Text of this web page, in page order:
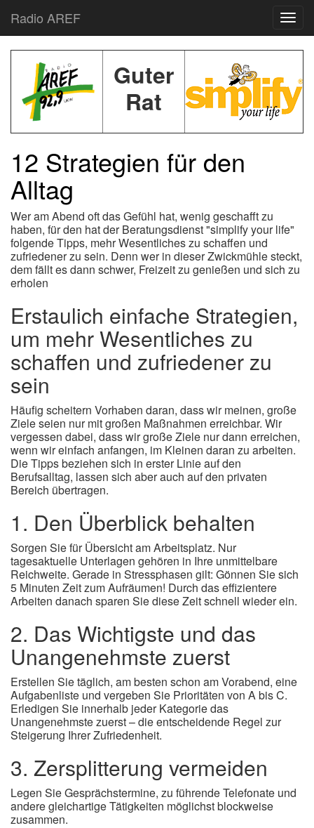
Radio AREF
Guter
Rat
12 Strategien für den
Alltag
Wer am Abend oft das Gefühl hat, wenig geschafft zu
haben, für den hat der Beratungsdienst "simplify your life"
folgende Tipps, mehr Wesentliches zu schaffen und
zufriedener zu sein. Denn wer in dieser Zwickmühle steckt,
dem fällt es dann schwer, Freizeit zu genießen und sich zu
erholen
Erstaulich einfache Strategien,
um mehr Wesentliches zu
schaffen und zufriedener zu
sein
Häufig scheitern Vorhaben daran, dass wir meinen, große
Ziele seien nur mit großen Maßnahmen erreichbar. Wir
vergessen dabei, dass wir große Ziele nur dann erreichen,
wenn wir einfach anfangen, im Kleinen daran zu arbeiten.
Die Tipps beziehen sich in erster Linie auf den
Berufsalltag, lassen sich aber auch auf den privaten
Bereich übertragen.
1. Den Überblick behalten
Sorgen Sie für Übersicht am Arbeitsplatz. Nur
tagesaktuelle Unterlagen gehören in Ihre unmittelbare
Reichweite. Gerade in Stressphasen gilt: Gönnen Sie sich
5 Minuten Zeit zum Aufräumen! Durch das effizientere
Arbeiten danach sparen Sie diese Zeit schnell wieder ein.
2. Das Wichtigste und das
Unangenehmste zuerst
Erstellen Sie täglich, am besten schon am Vorabend, eine
Aufgabenliste und vergeben Sie Prioritäten von A bis C.
Erledigen Sie innerhalb jeder Kategorie das
Unangenehmste zuerst – die entscheidende Regel zur
Steigerung Ihrer Zufriedenheit.
3. Zersplitterung vermeiden
Legen Sie Gesprächstermine, zu führende Telefonate und
andere gleichartige Tätigkeiten möglichst blockweise
zusammen.